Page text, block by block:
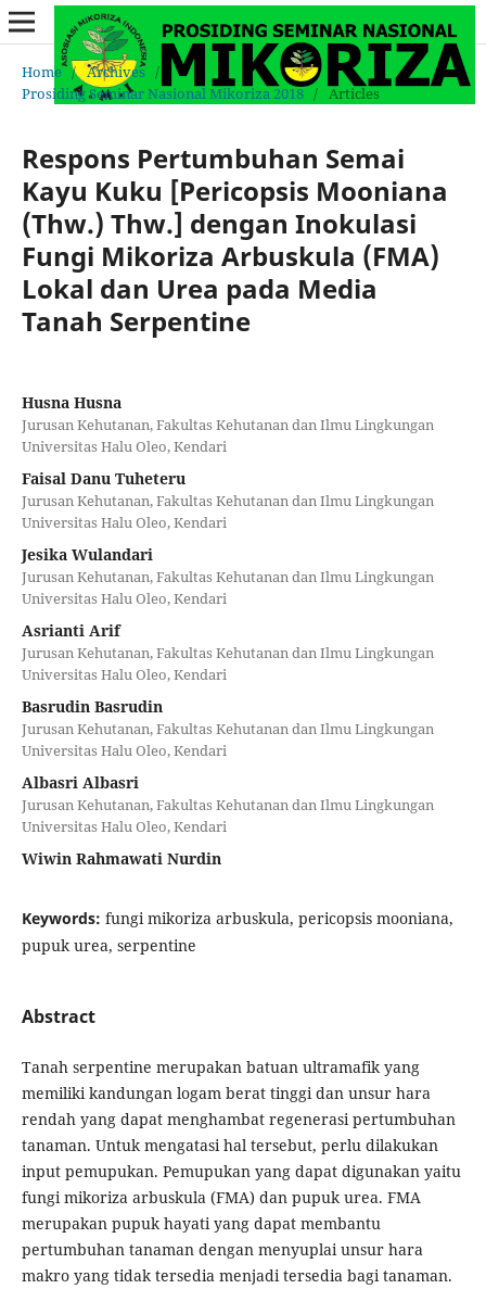
Home / Archives /
Prosiding Seminar Nasional Mikoriza 2018 / Articles
Respons Pertumbuhan Semai
Kayu Kuku [Pericopsis Mooniana
(Thw.) Thw.] dengan Inokulasi
Fungi Mikoriza Arbuskula (FMA)
Lokal dan Urea pada Media
Tanah Serpentine
Husna Husna
Jurusan Kehutanan, Fakultas Kehutanan dan Ilmu Lingkungan
Universitas Halu Oleo, Kendari
Faisal Danu Tuheteru
Jurusan Kehutanan, Fakultas Kehutanan dan Ilmu Lingkungan
Universitas Halu Oleo, Kendari
Jesika Wulandari
Jurusan Kehutanan, Fakultas Kehutanan dan Ilmu Lingkungan
Universitas Halu Oleo, Kendari
Asrianti Arif
Jurusan Kehutanan, Fakultas Kehutanan dan Ilmu Lingkungan
Universitas Halu Oleo, Kendari
Basrudin Basrudin
Jurusan Kehutanan, Fakultas Kehutanan dan Ilmu Lingkungan
Universitas Halu Oleo, Kendari
Albasri Albasri
Jurusan Kehutanan, Fakultas Kehutanan dan Ilmu Lingkungan
Universitas Halu Oleo, Kendari
Wiwin Rahmawati Nurdin
Keywords: fungi mikoriza arbuskula, pericopsis mooniana,
pupuk urea, serpentine
Abstract
Tanah serpentine merupakan batuan ultramafik yang
memiliki kandungan logam berat tinggi dan unsur hara
rendah yang dapat menghambat regenerasi pertumbuhan
tanaman. Untuk mengatasi hal tersebut, perlu dilakukan
input pemupukan. Pemupukan yang dapat digunakan yaitu
fungi mikoriza arbuskula (FMA) dan pupuk urea. FMA
merupakan pupuk hayati yang dapat membantu
pertumbuhan tanaman dengan menyuplai unsur hara
makro yang tidak tersedia menjadi tersedia bagi tanaman.